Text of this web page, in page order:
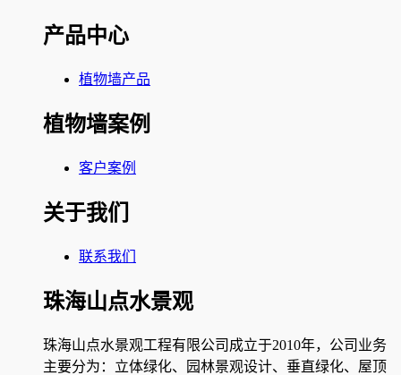
产品中心
植物墙产品
植物墙案例
客户案例
关于我们
联系我们
珠海山点水景观
珠海山点水景观工程有限公司成立于2010年，公司业务
主要分为：立体绿化、园林景观设计、垂直绿化、屋顶